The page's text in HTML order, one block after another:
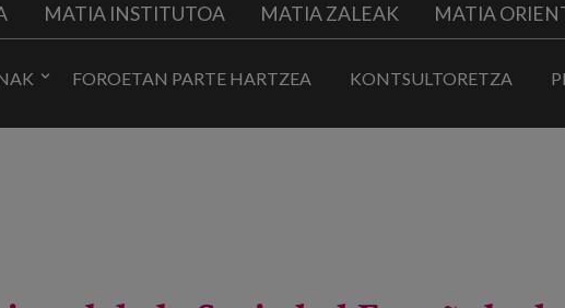
MATIA INSTITUTOA MATIA ZALEAK MATIA
FOROETAN PARTE HARTZEA KONTSULTORETZA